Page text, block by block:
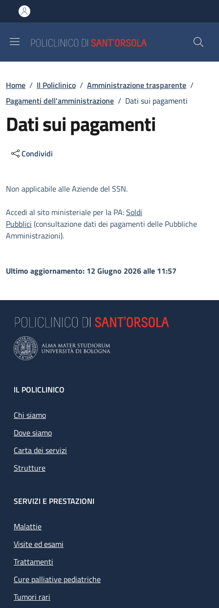
al contenuto principale
to footer content
Briciole di pane
Home / Il Policlinico / Amministrazione trasparente /
Pagamenti dell'amministrazione / Dati sui pagamenti
Dati sui pagamenti
Condividi
Descrizione
Non applicabile alle Aziende del SSN.
Accedi al sito ministeriale per la PA:Soldi
Pubblici (consultazione dati dei pagamenti delle Pubbliche
Amministrazioni).
Ultimo aggiornamento: 12 Giugno 2026 alle 11:57
Footer
IL POLICLINICO
Chi siamo
Dove siamo
Carta dei servizi
Strutture
SERVIZI E PRESTAZIONI
Malattie
Visite ed esami
Trattamenti
Cure palliative pediatriche
Tumori rari